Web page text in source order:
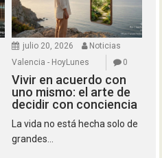
julio 20, 2026
Noticias
Valencia - HoyLunes
0
Vivir en acuerdo con
uno mismo: el arte de
decidir con conciencia
La vida no está hecha solo de
grandes...